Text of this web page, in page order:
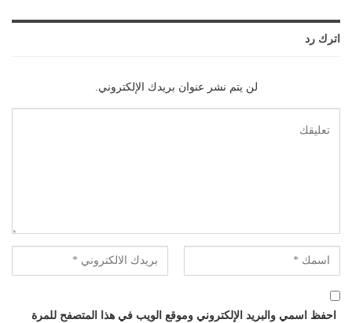
اترك رد
لن يتم نشر عنوان بريدك الإلكتروني.
احفظ اسمي والبريد الإلكتروني وموقع الويب في هذا المتصفح للمرة